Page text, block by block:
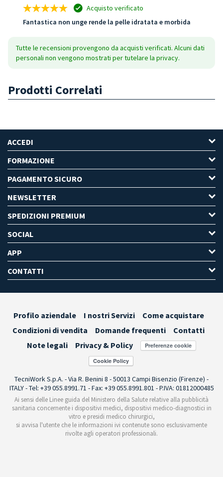
Acquisto verificato
Fantastica non unge rende la pelle idratata e morbida
Tutte le recensioni provengono da acquisti verificati. Alcuni dati
personali non vengono mostrati per tutelare la privacy.
Prodotti Correlati
ACCEDI
FORMAZIONE
PAGAMENTO SICURO
NEWSLETTER
SPEDIZIONI PREMIUM
SOCIAL
APP
CONTATTI
Profilo aziendale I nostri Servizi
Come acquistare
Condizioni di vendita
Domande frequenti
Contatti
Note legali
Privacy & Policy Preferenze cookie
TecniWork S.p.A. - Via R. Benini 8 - 50013 Campi Bisenzio (Firenze) -
ITALY - Tel: +39 055.8991.71 - Fax: +39 055.8991.801 - P.IVA: 01812000485
Ai sensi delle Linee guida del Ministero della Salute relative alla pubblicità
sanitaria concernente i dispositivi medici, dispositivi medico-diagnostici in
vitro e presidi medico chirurgici,
si avvisa l'utente che le informazioni ivi contenute sono esclusivamente
rivolte agli operatori professionali.